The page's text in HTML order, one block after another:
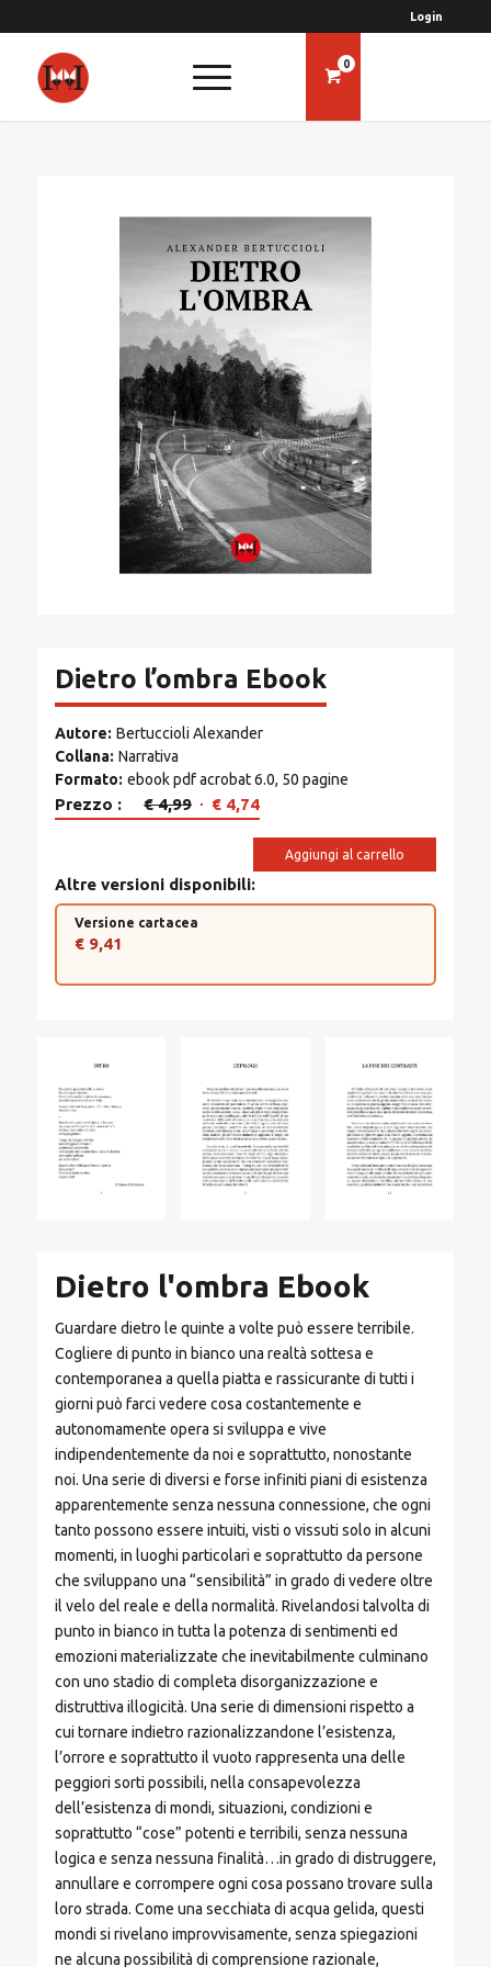
Login
0
Dietro l’ombra Ebook
Autore Bertuccioli Alexander
Collana Narrativa
Formato ebook pdf acrobat 6.0, 50 pagine
Prezzo €4,99 Il
era:
€ 4,99.
€ 4,74Il
attuale
€ 4,74.
Aggiungi al carrello
Altre versioni disponibili
Versione cartacea
€ 9,41
Dietro l'ombra Ebook
Guardare dietro le quinte a volte può essere terribile.
Cogliere di punto in bianco una realtà sottesa e
contemporanea a quella piatta e rassicurante di tutti i
giorni può farci vedere cosa costantemente e
autonomamente opera si sviluppa e vive
indipendentemente da noi e soprattutto, nonostante
noi. Una serie di diversi e forse infiniti piani di esistenza
apparentemente senza nessuna connessione, che ogni
tanto possono essere intuiti, visti o vissuti solo in alcuni
momenti, in luoghi particolari e soprattutto da persone
che sviluppano una “sensibilità” in grado di vedere oltre
il velo del reale e della normalità. Rivelandosi talvolta di
punto in bianco in tutta la potenza di sentimenti ed
emozioni materializzate che inevitabilmente culminano
con uno stadio di completa disorganizzazione e
distruttiva illogicità. Una serie di dimensioni rispetto a
cui tornare indietro razionalizzandone l’esistenza,
l’orrore e soprattutto il vuoto rappresenta una delle
peggiori sorti possibili, nella consapevolezza
dell’esistenza di mondi, situazioni, condizioni e
soprattutto “cose” potenti e terribili, senza nessuna
logica e senza nessuna finalità…in grado di distruggere,
annullare e corrompere ogni cosa possano trovare sulla
loro strada. Come una secchiata di acqua gelida, questi
mondi si rivelano improvvisamente, senza spiegazioni
ne alcuna possibilità di comprensione razionale,